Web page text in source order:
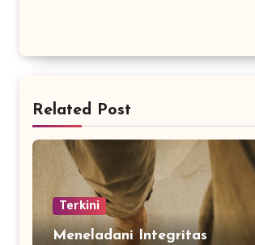
Related Post
Terkini
Meneladani Integritas